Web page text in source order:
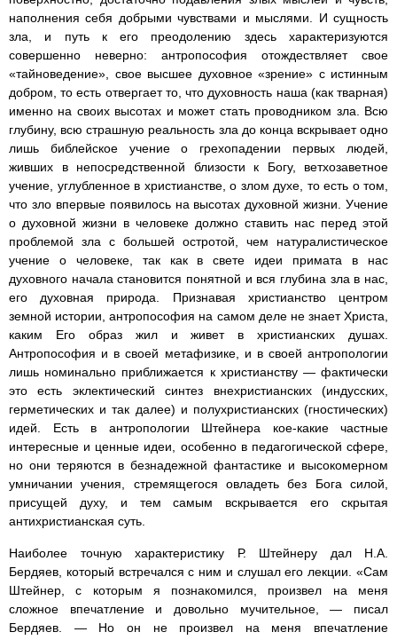
наполнения себя добрыми чувствами и мыслями. И сущность
зла, и путь к его преодолению здесь характеризуются
совершенно неверно: антропософия отождествляет свое
«тайноведение», свое высшее духовное «зрение» с истинным
добром, то есть отвергает то, что духовность наша (как тварная)
именно на своих высотах и может стать проводником зла. Всю
глубину, всю страшную реальность зла до конца вскрывает одно
лишь библейское учение о грехопадении первых людей,
живших в непосредственной близости к Богу, ветхозаветное
учение, углубленное в христианстве, о злом духе, то есть о том,
что зло впервые появилось на высотах духовной жизни. Учение
о духовной жизни в человеке должно ставить нас перед этой
проблемой зла с большей остротой, чем натуралистическое
учение о человеке, так как в свете идеи примата в нас
духовного начала становится понятной и вся глубина зла в нас,
его духовная природа. Признавая христианство центром
земной истории, антропософия на самом деле не знает Христа,
каким Его образ жил и живет в христианских душах.
Антропософия и в своей метафизике, и в своей антропологии
лишь номинально приближается к христианству — фактически
это есть эклектический синтез внехристианских (индусских,
герметических и так далее) и полухристианских (гностических)
идей. Есть в антропологии Штейнера кое-какие частные
интересные и ценные идеи, особенно в педагогической сфере,
но они теряются в безнадежной фантастике и высокомерном
умничании учения, стремящегося овладеть без Бога силой,
присущей духу, и тем самым вскрывается его скрытая
антихристианская суть.
Наиболее точную характеристику Р. Штейнеру дал Н.А.
Бердяев, который встречался с ним и слушал его лекции. «Сам
Штейнер, с которым я познакомился, произвел на меня
сложное впечатление и довольно мучительное, — писал
Бердяев. — Но он не произвел на меня впечатление